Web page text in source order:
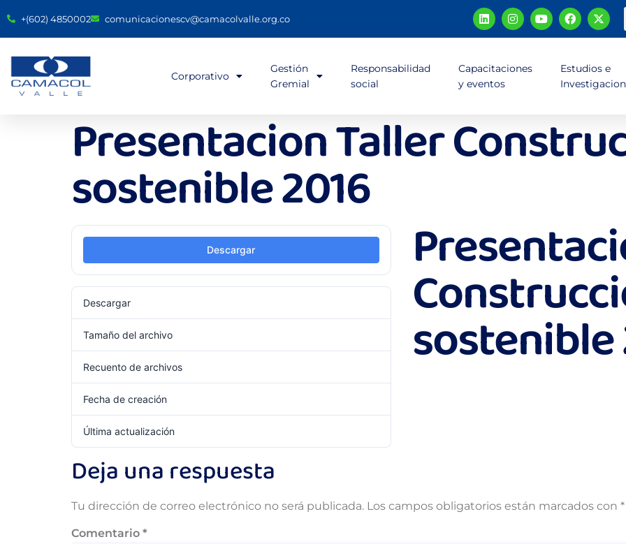
+(602) 4850002 comunicacionescv@camacolvalle.org.co
Corporativo
Gestión
Gremial
Responsabilidad
social
Capacitaciones
y eventos
Estudios e
Presentacion Taller
sostenible 2016
Descargar
Descargar
Tamaño del archivo
Recuento de archivos
Fecha de creación
Última actualización
sostenible
Deja una respuesta
Tu dirección de correo electrónico no será publicada. Los campos obligatorios están marcados con *
Comentario *